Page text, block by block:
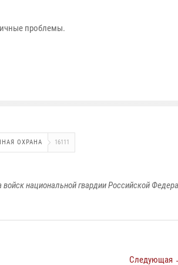
проблемы.
ОХРАНА 16111
национальной гвардии Российской
Следующая